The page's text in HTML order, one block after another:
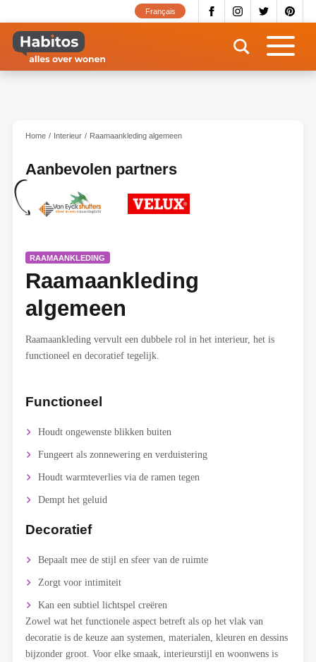
naar
inhoud
gaan
Français
Home Interieur Raamaankleding algemeen
Aanbevolen partners
RAAMAANKLEDING
Raamaankleding
algemeen
Raamaankleding vervult een dubbele rol in het interieur, het is
functioneel en decoratief tegelijk.
Functioneel
Houdt ongewenste blikken buiten
Fungeert als zonnewering en verduistering
Houdt warmteverlies via de ramen tegen
Dempt het geluid
Decoratief
Bepaalt mee de stijl en sfeer van de ruimte
Zorgt voor intimiteit
Kan een subtiel lichtspel creëren
Zowel wat het functionele aspect betreft als op het vlak van
decoratie is de keuze aan systemen, materialen, kleuren en dessins
bijzonder groot. Voor elke smaak, interieurstijl en woonwens is